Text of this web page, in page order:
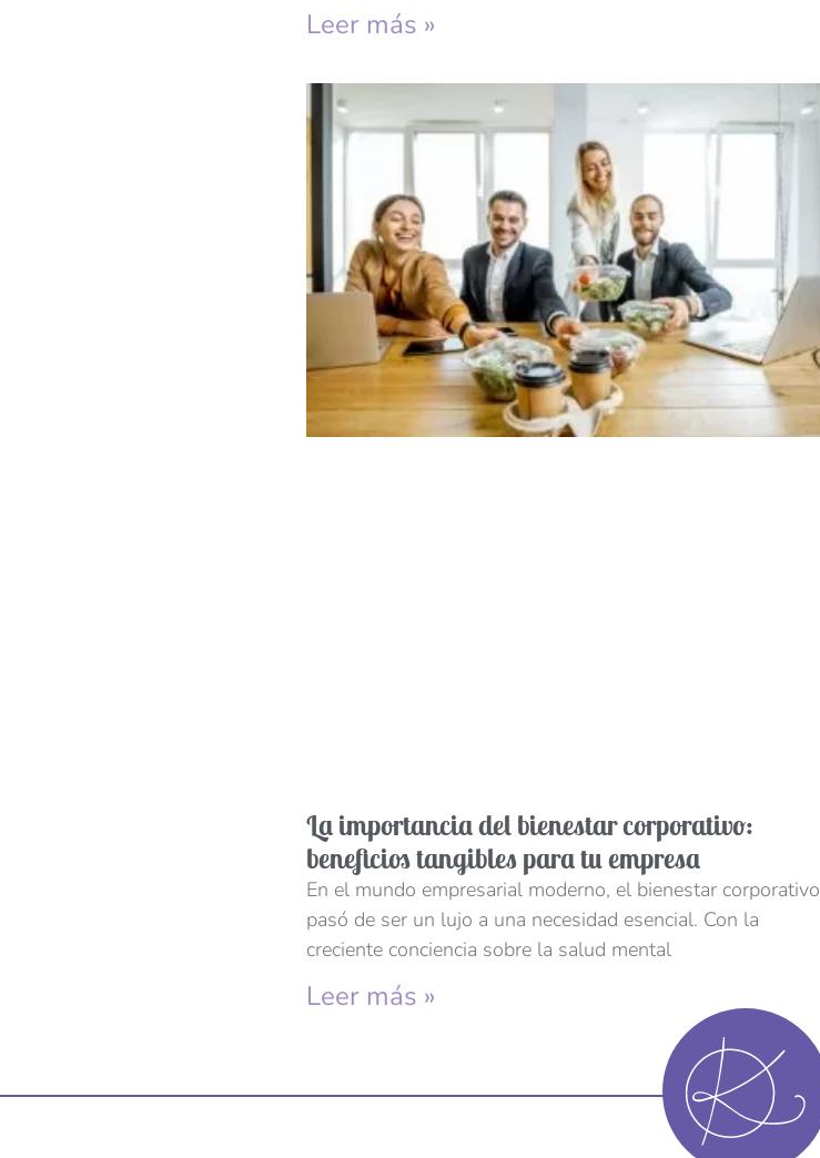
Leer más »
La importancia del bienestar corporativo:
beneficios tangibles para tu empresa
En el mundo empresarial moderno, el bienestar corporativo
pasó de ser un lujo a una necesidad esencial. Con la
creciente conciencia sobre la salud mental
Leer más »